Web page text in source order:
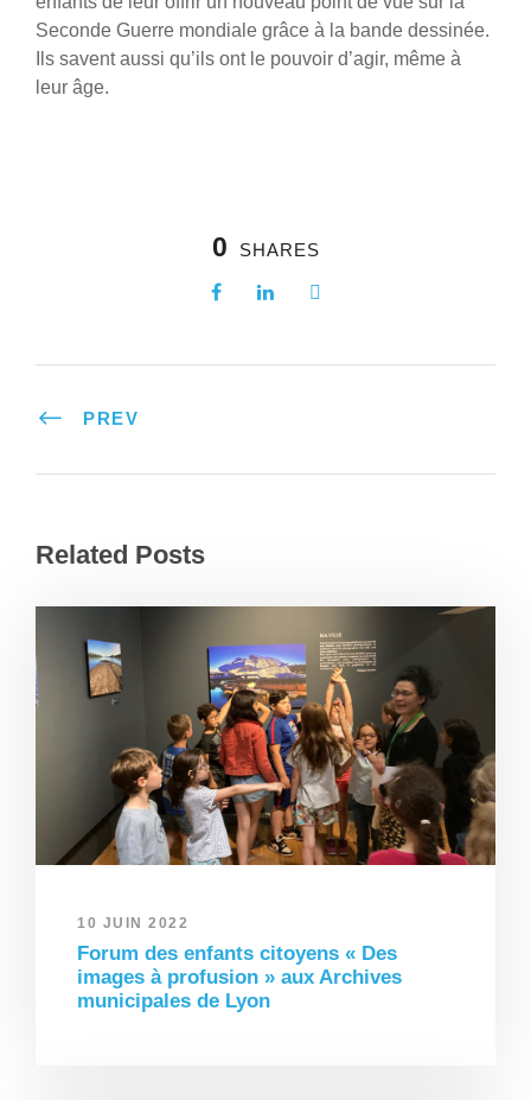
Seconde Guerre mondiale grâce à la bande dessinée.
Ils savent aussi qu’ils ont le pouvoir d’agir, même à
leur âge.
0 SHARES
PREV
Related Posts
10 JUIN 2022
Forum des enfants citoyens « Des
images à profusion » aux Archives
municipales de Lyon